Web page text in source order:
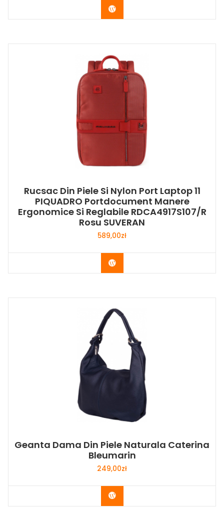
Buy Now
Rucsac Din Piele Si Nylon Port Laptop 11
PIQUADRO Portdocument Manere
Ergonomice Si Reglabile RDCA4917S107/R
Rosu SUVERAN
589,00zł
Buy Now
Geanta Dama Din Piele Naturala Caterina
Bleumarin
249,00zł
Buy Now